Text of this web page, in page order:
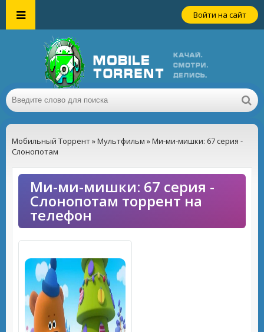
Войти на сайт
Мобильный Торрент»Мультфильм » Ми-ми-мишки: 67 серия -
Слонопотам
Ми-ми-мишки: 67 серия -
Слонопотам торрент на
телефон